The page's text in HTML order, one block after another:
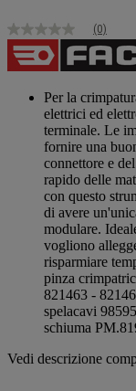
Nessuna
valutazione
Stesso
pagina.
(0)
Per la
elettrici ed
terminale. Le
fornire una
connettore e
rapido delle
con questo
di avere
modulare.
vogliono
risparmiare
pinza
821463 -
spelacavi
schiuma
Vedi descrizione